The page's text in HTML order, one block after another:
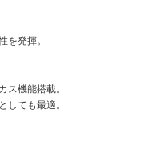
を発揮。
ス機能搭載。
しても最適。